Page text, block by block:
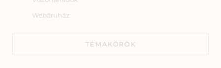
Webáruház
TÉMAKÖRÖK